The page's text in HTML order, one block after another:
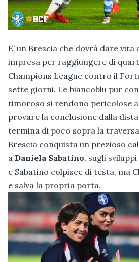
E’ un Brescia che dovrà dare vita
impresa per raggiungere di
Champions League contro il
sette giorni. Le biancoblu pur
timoroso si rendono pericolose
provare la conclusione dalla
termina di poco sopra la
Brescia conquista un prezioso
a Daniela Sabatino, sugli
e Sabatino colpisce di testa, ma
e salva la propria porta.